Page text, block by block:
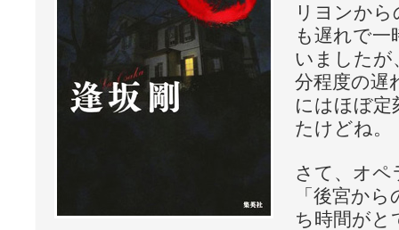
リヨンか
も遅れで
いましたが
分程度の遅
にはほぼ定
たけどね。
さて、オペ
「後宮か
ち時間がと